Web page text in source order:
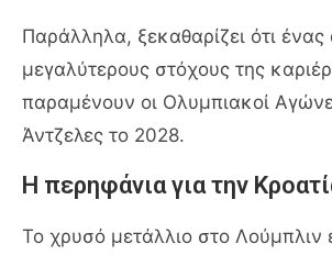
Παράλληλα, ξεκαθαρίζει ότι
μεγαλύτερους στόχους της
παραμένουν οι Ολυμπιακοί
Άντζελες το 2028.
Η περηφάνια για την
Το χρυσό μετάλλιο στο Λούμπλιν